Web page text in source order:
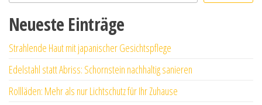
Neueste Einträge
Strahlende Haut mit japanischer Gesichtspflege
Edelstahl statt Abriss: Schornstein nachhaltig sanieren
Rollläden: Mehr als nur Lichtschutz für Ihr Zuhause